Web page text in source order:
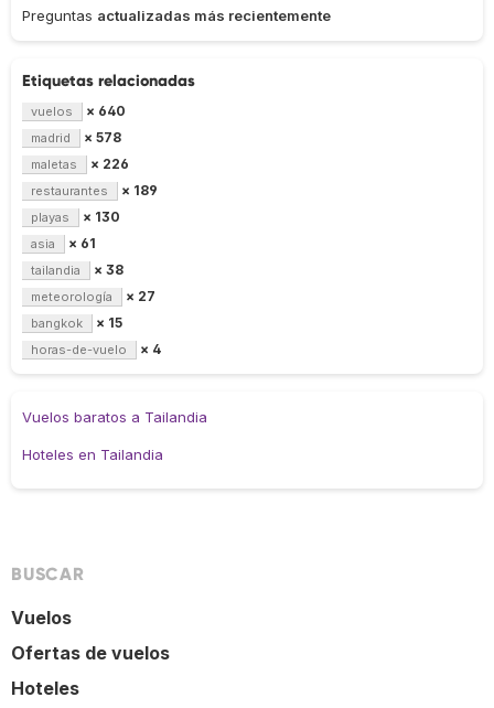
Preguntas actualizadas más recientemente
Etiquetas relacionadas
vuelos × 640
madrid × 578
maletas × 226
restaurantes × 189
playas × 130
asia × 61
tailandia × 38
meteorología × 27
bangkok × 15
horas-de-vuelo × 4
Vuelos baratos a Tailandia
Hoteles en Tailandia
BUSCAR
Vuelos
Ofertas de vuelos
Hoteles